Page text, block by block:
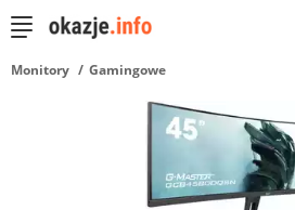
Monitory Gamingowe